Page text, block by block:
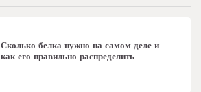
Сколько белка нужно на самом деле и
как его правильно распределить